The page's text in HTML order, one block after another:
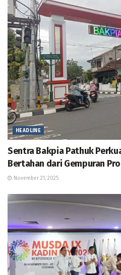
HEADLINE
Sentra Bakpia Pathuk
Bertahan dari Gempuran
November 21, 2025